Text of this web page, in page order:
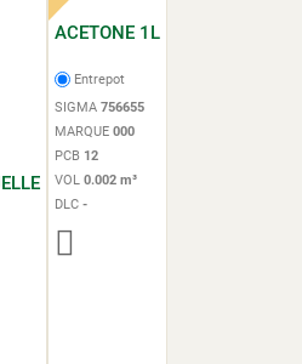
ACETONE 1L
Entrepot
SIGMA 756655
MARQUE 000
PCB 12
VOL 0.002 m³
DLC -